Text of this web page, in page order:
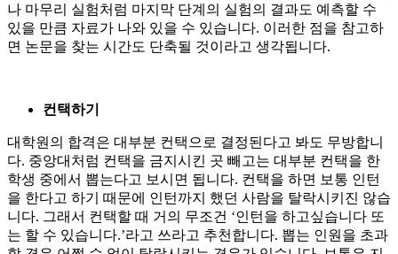
나 마무리 실험처럼 마지막 단계의 실험의 결과도 예측할 수
있을 만큼 자료가 나와 있을 수 있습니다. 이러한 점을 참고하
면 논문을 찾는 시간도 단축될 것이라고 생각됩니다.
컨택하기
대학원의 합격은 대부분 컨택으로 결정된다고 봐도 무방합니
다. 중앙대처럼 컨택을 금지시킨 곳 빼고는 대부분 컨택을 한
학생 중에서 뽑는다고 보시면 됩니다. 컨택을 하면 보통 인턴
을 한다고 하기 때문에 인턴까지 했던 사람을 탈락시키진 않습
니다. 그래서 컨택할 때 거의 무조건 ‘인턴을 하고싶습니다 또
는 할 수 있습니다.’라고 쓰라고 추천합니다. 뽑는 인원을 초과